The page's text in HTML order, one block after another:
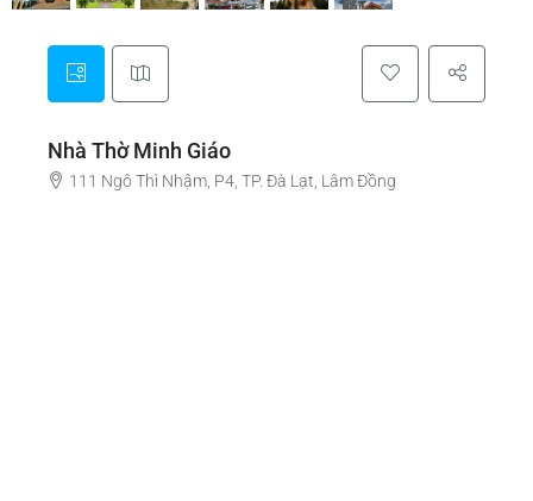
Nhà Thờ Minh Giáo
111 Ngô Thì Nhậm, P4, TP. Đà Lạt, Lâm Đồng